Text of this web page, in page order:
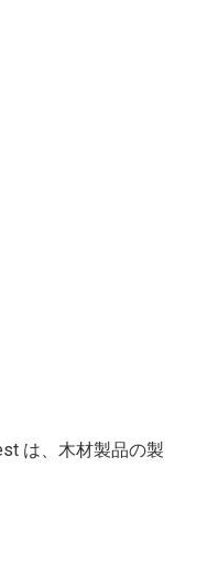
は、木材製品の製